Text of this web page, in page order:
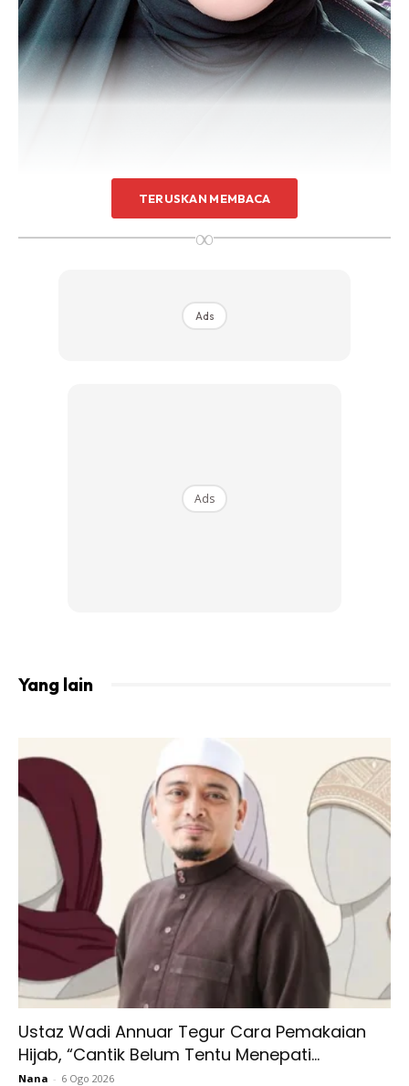
Malah sebelum itu juga pernah membuat ujian imbasan
TERUSKAN MEMBACA
∞
Ads
Ads
Yang lain
Ustaz Wadi Annuar Tegur Cara Pemakaian
Hijab, “Cantik Belum Tentu Menepati...
Nana - 6 Ogo 2026